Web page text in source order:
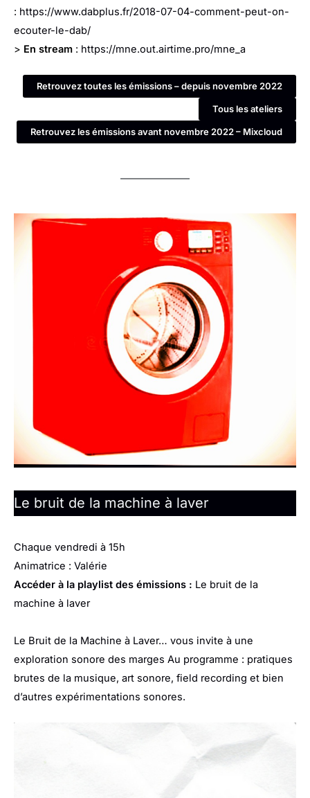
: https://www.dabplus.fr/2018-07-04-comment-peut-on-
ecouter-le-dab/
> En stream : https://mne.out.airtime.pro/mne_a
Retrouvez toutes les émissions – depuis novembre 2022
Tous les ateliers
Retrouvez les émissions avant novembre 2022 – Mixcloud
Le bruit de la machine à laver
Chaque vendredi à 15h
Animatrice : Valérie
Accéder à la playlist des émissions : Le bruit de la
machine à laver
Le Bruit de la Machine à Laver… vous invite à une
exploration sonore des marges Au programme : pratiques
brutes de la musique, art sonore, field recording et bien
d’autres expérimentations sonores.